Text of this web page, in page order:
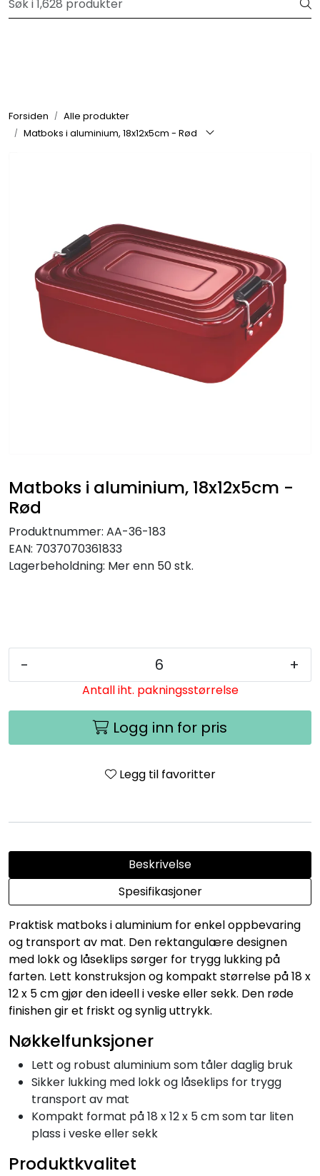
Skip to main contentVelkommen til vår forhandlerportal
Forsiden
Alle produkter
Matboks i aluminium, 18x12x5cm - Rød
Matboks i aluminium, 18x12x5cm -
Rød
Produktnummer: AA-36-183
EAN: 7037070361833
Lagerbeholdning: Mer enn 50 stk.
- +
Antall iht. pakningsstørrelse
Logg inn for pris
Legg til favoritter
Beskrivelse
Spesifikasjoner
Praktisk matboks i aluminium for enkel oppbevaring
og transport av mat. Den rektangulære designen
med lokk og låseklips sørger for trygg lukking på
farten. Lett konstruksjon og kompakt størrelse på 18 x
12 x 5 cm gjør den ideell i veske eller sekk. Den røde
finishen gir et friskt og synlig uttrykk.
Nøkkelfunksjoner
Lett og robust aluminium som tåler daglig bruk
Sikker lukking med lokk og låseklips for trygg
transport av mat
Kompakt format på 18 x 12 x 5 cm som tar liten
plass i veske eller sekk
Produktkvalitet
Om oss